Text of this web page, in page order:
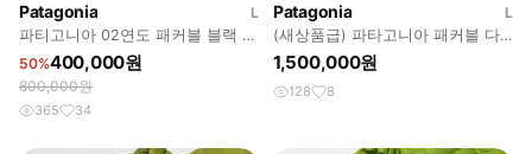
Patagonia
L
파티고니아 02연도 패커블 블랙 다
운 패딩
50%400,000원
800,000원
365 34
Patagonia
L
(새상품급) 파타고니아 패커블 다
운 그린 L
1,500,000원
128 8